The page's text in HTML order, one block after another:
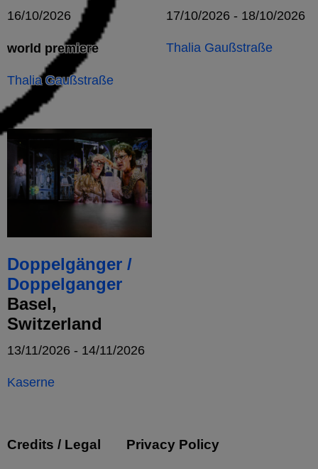
16/10/2026
world premiere
Thalia Gaußstraße
17/10/2026 - 18/10/2026
Thalia Gaußstraße
Doppelgänger /
Doppelganger
Basel,
Switzerland
13/11/2026 - 14/11/2026
Kaserne
Credits / Legal Privacy Policy